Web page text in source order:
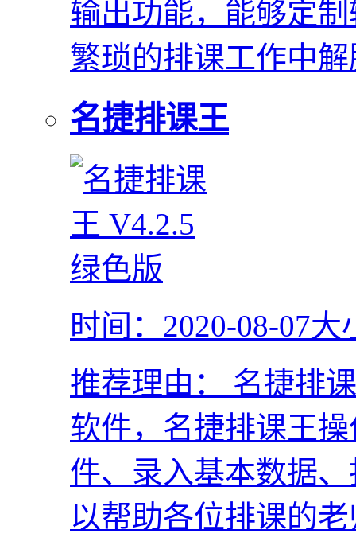
输出功能，能够定
繁琐的排课工作中
名捷排课王
时间：2020-08-07大
推荐理由：
名捷排
软件，名捷排课王
件、录入基本数据
以帮助各位排课的